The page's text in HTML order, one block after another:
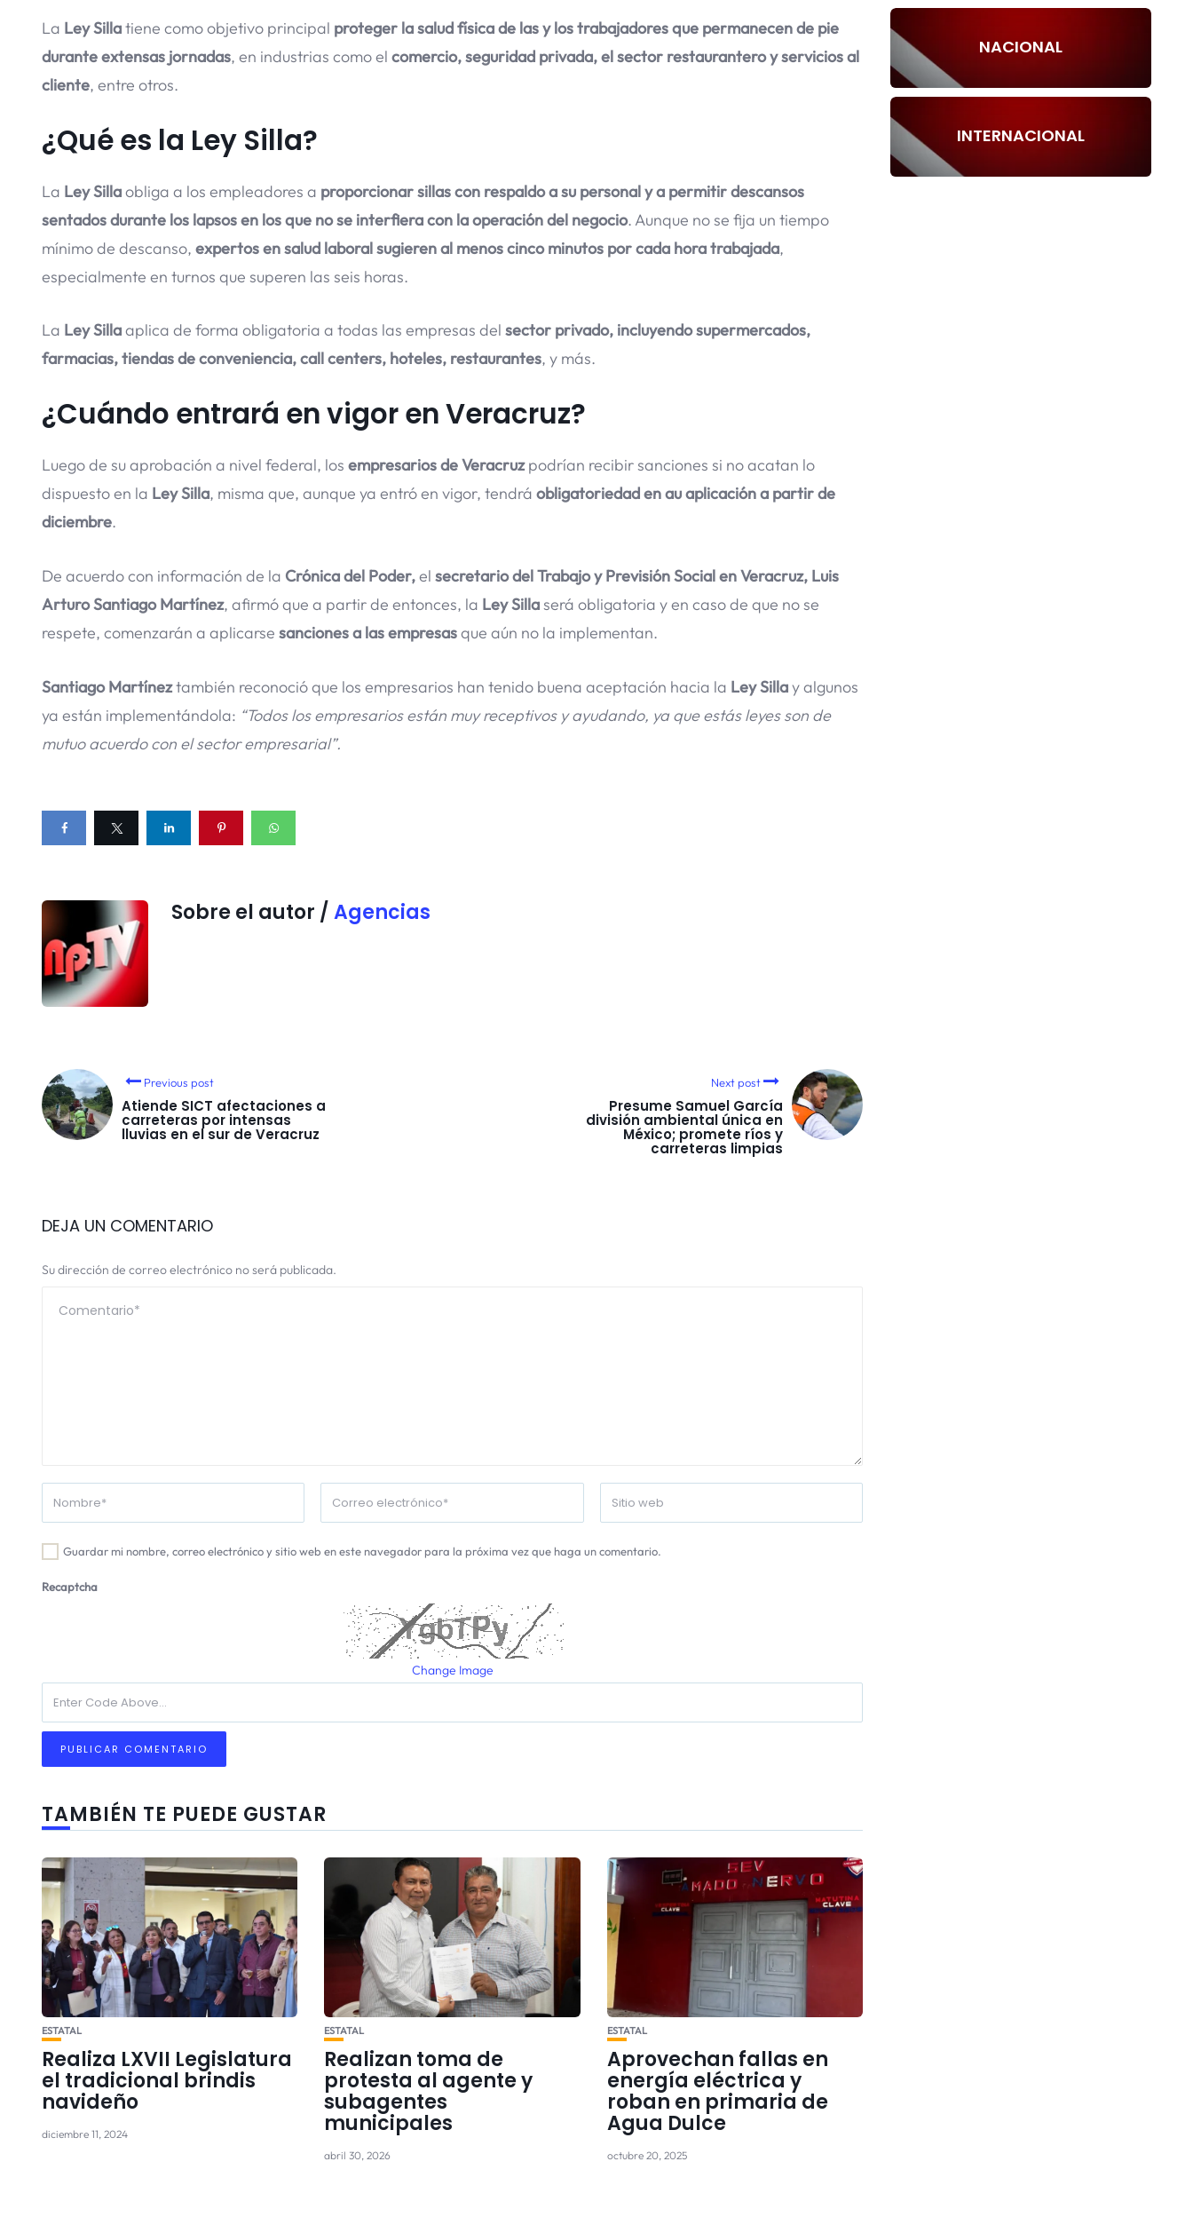
La Ley Sillatiene como objetivo principal proteger la salud física de las y los trabajadores que permanecen de pie
durante extensas jornadas, en industrias como el comercio, seguridad privada, el sector restaurantero y servicios al
cliente, entre otros.
¿Qué es la Ley Silla?
La Ley Sillaobliga a los empleadores a proporcionar sillas con respaldo a su personal y a permitir descansos
sentados durante los lapsos en los que no se interfiera con la operación del negocio. Aunque no se fija un tiempo
mínimo de descanso, expertos en salud laboral sugieren al menos cinco minutos por cada hora trabajada,
especialmente en turnos que superen las seis horas.
La Ley Sillaaplica de forma obligatoria a todas las empresas del sector privado, incluyendo supermercados,
farmacias, tiendas de conveniencia, call centers, hoteles, restaurantes, y más.
¿Cuándo entrará en vigor en Veracruz?
Luego de su aprobación a nivel federal, los empresarios de Veracruzpodrían recibir sanciones si no acatan lo
dispuesto en la Ley Silla, misma que, aunque ya entró en vigor, tendrá obligatoriedad en au aplicación a partir de
diciembre.
De acuerdo con información de la Crónica del Poder,el secretario del Trabajo y Previsión Social en Veracruz, Luis
Arturo Santiago Martínez, afirmó que a partir de entonces, la Ley Sillaserá obligatoria y en caso de que no se
respete, comenzarán a aplicarse sanciones a las empresasque aún no la implementan.
Santiago Martíneztambién reconoció que los empresarios han tenido buena aceptación hacia la Ley Sillay algunos
ya están implementándola: “Todos los empresarios están muy receptivos y ayudando, ya que estás leyes son de
mutuo acuerdo con el sector empresarial”.
Sobre el autor / Agencias
Previous post
Atiende SICT afectaciones a
carreteras por intensas
lluvias en el sur de Veracruz
Next post
Presume Samuel García
división ambiental única en
México; promete ríos y
carreteras limpias
DEJA UN COMENTARIO
Su dirección de correo electrónico no será publicada.
Guardar mi nombre, correo electrónico y sitio web en este navegador para la próxima vez que haga un comentario.
Recaptcha
Change Image
TAMBIÉN TE PUEDE GUSTAR
ESTATAL
Realiza LXVII Legislatura
el tradicional brindis
navideño
diciembre 11, 2024
ESTATAL
Realizan toma de
protesta al agente y
subagentes
municipales
abril 30, 2026
ESTATAL
Aprovechan fallas en
energía eléctrica y
roban en primaria de
Agua Dulce
octubre 20, 2025
NACIONAL
INTERNACIONAL